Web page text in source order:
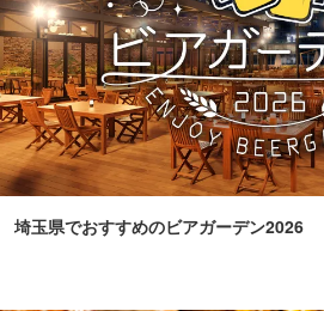
埼玉県でおすすめのビアガーデン2026